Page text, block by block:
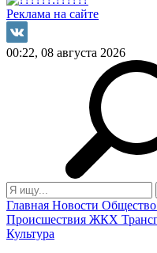
Реклама на сайте
00:22, 08 августа 2026
Главная Новости Общество
Происшествия ЖКХ
Культура